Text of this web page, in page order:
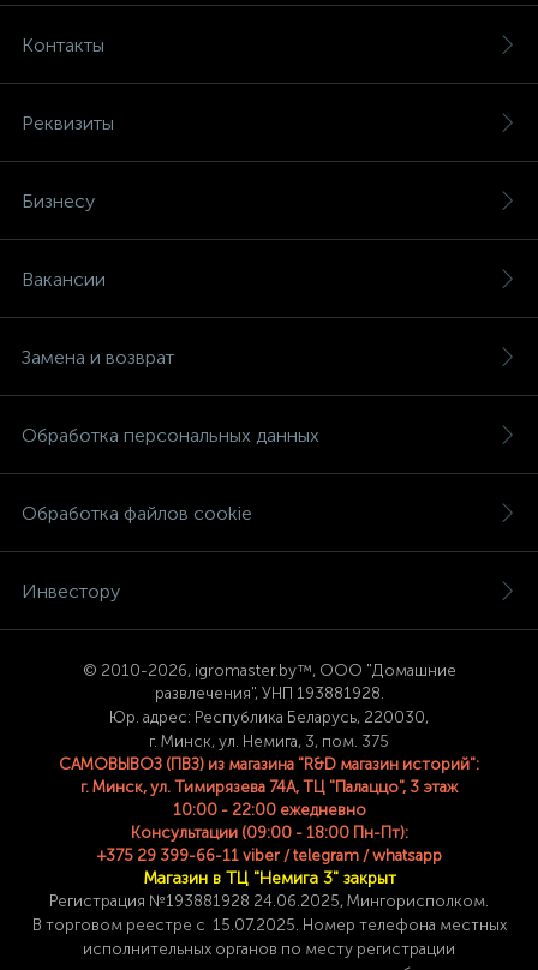
Контакты
Реквизиты
Бизнесу
Вакансии
Замена и возврат
Обработка персональных данных
Обработка файлов cookie
Инвестору
© 2010-2026, igromaster.by™, ООО "Домашние
развлечения", УНП 193881928.
Юр. адрес: Республика Беларусь, 220030,
г. Минск, ул. Немига, 3, пом. 375
САМОВЫВОЗ (ПВЗ) из магазина "R&D магазин историй":
г. Минск, ул. Тимирязева 74A, ТЦ "Палаццо", 3 этаж
10:00 - 22:00 ежедневно
Консультации (09:00 - 18:00 Пн-Пт):
+375 29 399-66-11 viber / telegram / whatsapp
Магазин в ТЦ "Немига 3" закрыт
Регистрация №193881928 24 .06.2025, Мингорисполком.
В торговом реестре с 15.07.2025. Номер телефона местных
исполнительных органов по месту регистрации